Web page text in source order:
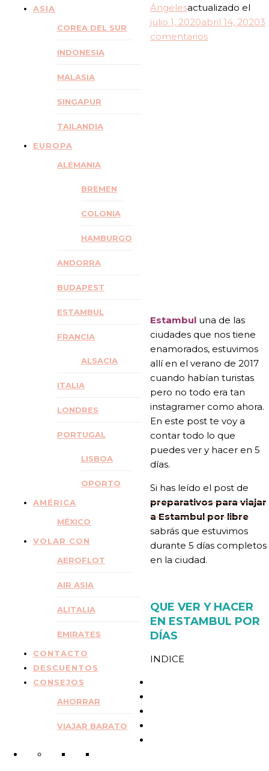
ASIA
COREA DEL SUR
INDONESIA
MALASIA
SINGAPUR
TAILANDIA
EUROPA
ALEMANIA
BREMEN
COLONIA
HAMBURGO
ANDORRA
BUDAPEST
ESTAMBUL
FRANCIA
ALSACIA
ITALIA
LONDRES
PORTUGAL
LISBOA
OPORTO
AMÉRICA
MÉXICO
VOLAR CON
AEROFLOT
AIR ASIA
ALITALIA
EMIRATES
CONTACTO
DESCUENTOS
CONSEJOS
AHORRAR
VIAJAR BARATO
Ángelesactualizado el
julio 1, 2020abril 14, 20203
comentariosen
Estambul una de las
ciudades que nos tiene
enamorados, estuvimos
allí en el verano de 2017
cuando habían turistas
pero no todo era tan
instagramer como ahora.
En este post te voy a
contar todo lo que
puedes ver y hacer en 5
días.
Si has leído el post de
preparativos para viajar
a Estambul por libre
sabrás que estuvimos
durante 5 días completos
en la ciudad.
QUE VER Y HACER
EN ESTAMBUL POR
DÍAS
INDICE